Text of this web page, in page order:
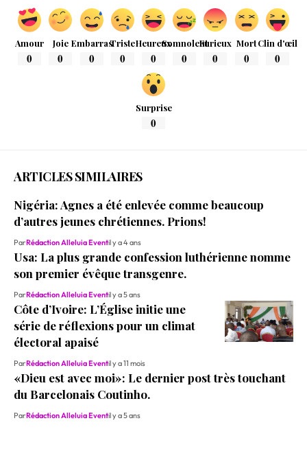
Amour
0
Joie
0
Embarras
0
Triste
0
Heureux
0
Somnolent
0
Furieux
0
Mort
0
Clin d'œil
0
Surprise
0
ARTICLES SIMILAIRES
Nigéria: Agnes a été enlevée comme beaucoup
d’autres jeunes chrétiennes. Prions!
ParRédaction Alleluia Eventil y a 4 ans
Usa: La plus grande confession luthérienne nomme
son premier évêque transgenre.
ParRédaction Alleluia Eventil y a 5 ans
Côte d’Ivoire: L’Église initie une
série de réflexions pour un climat
électoral apaisé
ParRédaction Alleluia Eventil y a 11 mois
«Dieu est avec moi»: Le dernier post très touchant
du Barcelonais Coutinho.
ParRédaction Alleluia Eventil y a 5 ans